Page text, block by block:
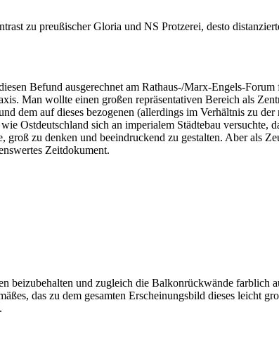
zu preußischer Gloria und NS Protzerei, desto
Befund ausgerechnet am Rathaus-/Marx-Engels-
Man wollte einen großen repräsentativen Bereich als
dem auf dieses bezogenen (allerdings im Verhältnis zu
Ostdeutschland sich an imperialem Städtebau versuchte,
zu denken und beeindruckend zu gestalten. Aber als
Zeitdokument.
beizubehalten und zugleich die Balkonrückwände farblich
das zu dem gesamten Erscheinungsbild dieses leicht